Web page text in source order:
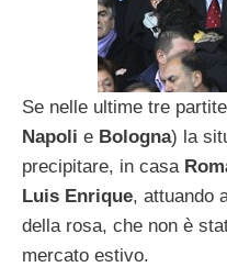
Se nelle ultime tre
Napoli e Bologna) la
precipitare, in casa
Luis Enrique, attuando
della rosa, che non è
mercato estivo.